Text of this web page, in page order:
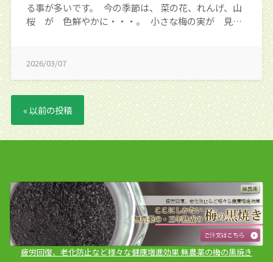
る事が多いです。 今の季節は、 菜の花、れんげ、山
桜 が 色鮮やかに・・・。 小さな梅の実が 見…
2026/03/07
« 以前の投稿
疲労回復、老化防止など様々な健康増進効果 無農薬の梅の黒焼き